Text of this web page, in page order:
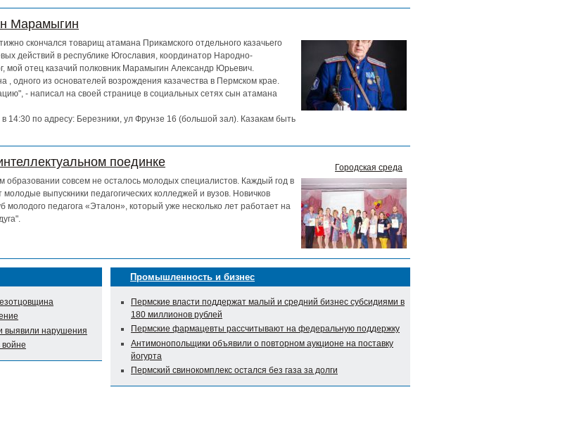
Марамыгин
скончался товарищ атамана Прикамского отдельного казачьего
действий в республике Югославия, координатор Народно-
мой отец казачий полковник Марамыгин Александр Юрьевич.
, одного из основателей возрождения казачества в Пермском крае.
- написал на своей странице в социальных сетях сын атамана
14:30 по адресу: Березники, ул Фрунзе 16 (большой зал). Казакам быть
поединке
Городская среда
образовании совсем не осталось молодых специалистов. Каждый год в
выпускники педагогических колледжей и вузов. Новичков
молодого педагога «Эталон», который уже несколько лет работает на
выявили нарушения
войне
Промышленность и бизнес
Пермские власти поддержат малый и средний бизнес субсидиями в
180 миллионов рублей
Пермские фармацевты рассчитывают на федеральную поддержку
Антимонопольщики объявили о повторном аукционе на поставку
йогурта
Пермский свинокомплекс остался без газа за долги